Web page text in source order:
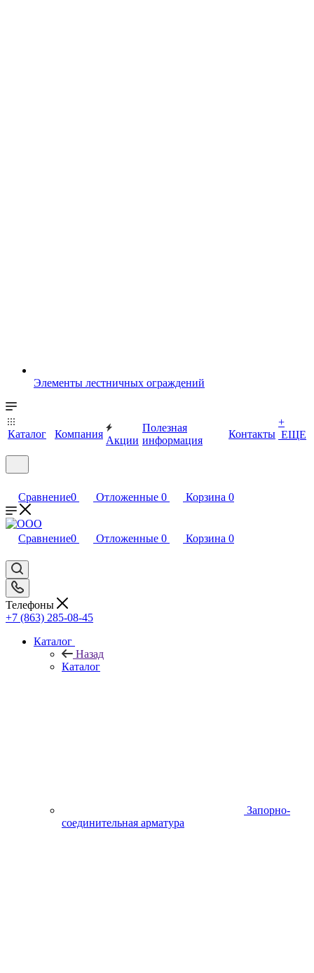
Элементы лестничных ограждений
Каталог Компания
Акции
Полезная
информация
Контакты
+
ЕЩЕ
Сравнение0 Отложенные 0 Корзина 0
Сравнение0 Отложенные 0 Корзина 0
Телефоны
+7 (863) 285-08-45
Каталог
Назад
Каталог
Запорно-
соединительная арматура